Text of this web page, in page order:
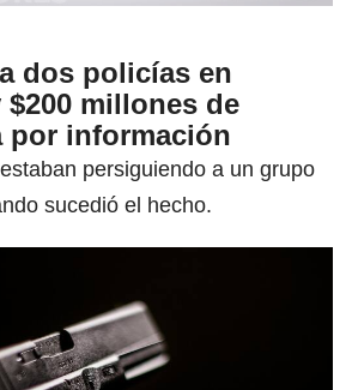
dos policías en
millones de
por información
persiguiendo a un grupo
sucedió el hecho.